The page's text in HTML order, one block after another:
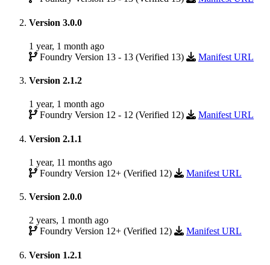
Version 3.0.0
1 year, 1 month ago
Foundry Version 13 - 13 (Verified 13)
Manifest URL
Version 2.1.2
1 year, 1 month ago
Foundry Version 12 - 12 (Verified 12)
Manifest URL
Version 2.1.1
1 year, 11 months ago
Foundry Version 12+ (Verified 12)
Manifest URL
Version 2.0.0
2 years, 1 month ago
Foundry Version 12+ (Verified 12)
Manifest URL
Version 1.2.1